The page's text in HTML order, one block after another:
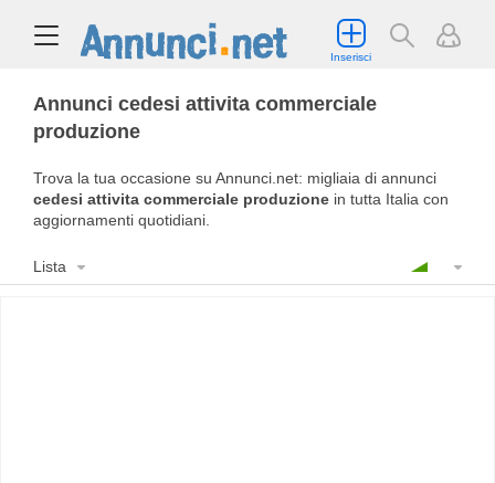
Inserisci
Annunci cedesi attivita commerciale
produzione
Trova la tua occasione su Annunci.net: migliaia di annunci
cedesi attivita commerciale produzione in tutta Italia con
aggiornamenti quotidiani.
Lista